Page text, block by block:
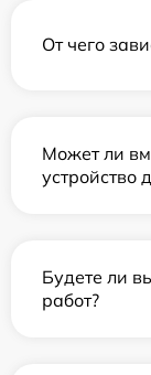
От чего
Может ли
устройство
Будете ли
работ?